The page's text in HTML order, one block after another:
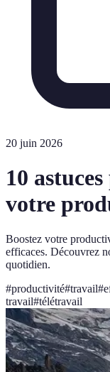
20 juin 2026
10
votre
Boostez votre
efficaces. Découvrez
quotidien.
#productivité#travail#
travail#télétravail